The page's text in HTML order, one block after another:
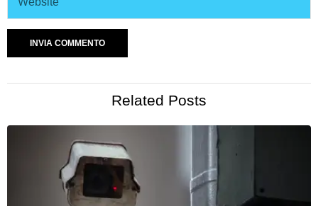
Related Posts